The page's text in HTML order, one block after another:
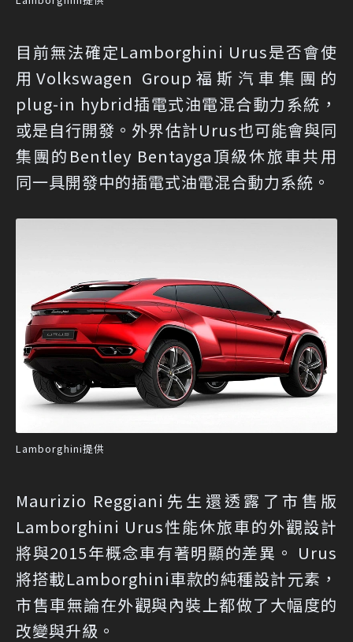
目前無法確定Lamborghini Urus是否會使
用Volkswagen Group福斯汽車集團的
plug-in hybrid插電式油電混合動力系統，
或是自行開發。外界估計Urus也可能會與同
集團的Bentley Bentayga頂級休旅車共用
同一具開發中的插電式油電混合動力系統。
Lamborghini提供
Maurizio Reggiani先生還透露了市售版
Lamborghini Urus性能休旅車的外觀設計
將與2015年概念車有著明顯的差異。 Urus
將搭載Lamborghini車款的純種設計元素，
市售車無論在外觀與內裝上都做了大幅度的
改變與升級。